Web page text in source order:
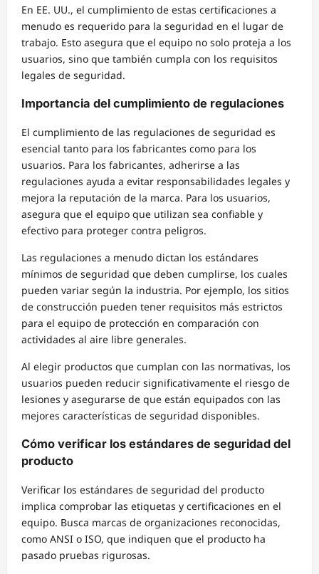
En EE. UU., el cumplimiento de estas certificaciones a
menudo es requerido para la seguridad en el lugar de
trabajo. Esto asegura que el equipo no solo proteja a los
usuarios, sino que también cumpla con los requisitos
legales de seguridad.
Importancia del cumplimiento de regulaciones
El cumplimiento de las regulaciones de seguridad es
esencial tanto para los fabricantes como para los
usuarios. Para los fabricantes, adherirse a las
regulaciones ayuda a evitar responsabilidades legales y
mejora la reputación de la marca. Para los usuarios,
asegura que el equipo que utilizan sea confiable y
efectivo para proteger contra peligros.
Las regulaciones a menudo dictan los estándares
mínimos de seguridad que deben cumplirse, los cuales
pueden variar según la industria. Por ejemplo, los sitios
de construcción pueden tener requisitos más estrictos
para el equipo de protección en comparación con
actividades al aire libre generales.
Al elegir productos que cumplan con las normativas, los
usuarios pueden reducir significativamente el riesgo de
lesiones y asegurarse de que están equipados con las
mejores características de seguridad disponibles.
Cómo verificar los estándares de seguridad del
producto
Verificar los estándares de seguridad del producto
implica comprobar las etiquetas y certificaciones en el
equipo. Busca marcas de organizaciones reconocidas,
como ANSI o ISO, que indiquen que el producto ha
pasado pruebas rigurosas.